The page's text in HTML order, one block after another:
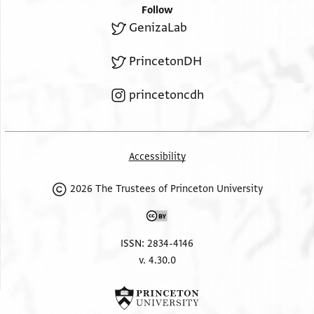
קוי תליס הבה בטה בן אלאמשאטי אלבטה מ.אני בטה
Follow
GenizaLab
PrincetonDH
princetoncdh
Accessibility
2026 The Trustees of Princeton University
ISSN: 2834-4146
v. 4.30.0